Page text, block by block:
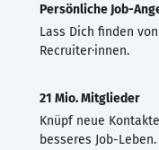
Persönliche Job-
Lass Dich finden
Recruiter·innen.
21 Mio. Mitglieder
Knüpf neue
besseres Job-Leben.